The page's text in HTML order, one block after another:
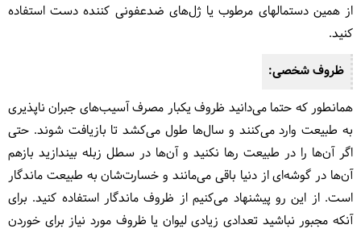
از همین دستمالهای مرطوب یا ژل‌های ضدعفونی کننده دست استفاده
کنید.
ظروف شخصی:
همانطور که حتما می‌دانید ظروف یکبار مصرف آسیب‌های جبران ناپذیری
به طبیعت وارد می‌کنند و سال‌ها طول می‌کشد تا بازیافت شوند. حتی
اگر آن‌ها را در طبیعت رها نکنید و آن‌ها در سطل زبله بیندازید بازهم
آن‌ها در گوشه‌ای از دنیا باقی می‌مانند و خسارت‌شان به طبیعت ماندگار
است. از این رو پیشنهاد می‌کنیم از ظروف ماندگار استفاده کنید. برای
آنکه مجبور نباشید تعدادی زیادی لیوان یا ظروف مورد نیاز برای خوردن